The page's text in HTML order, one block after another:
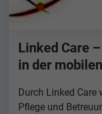
Linked Care
in der
Durch Linked Care
Pflege und